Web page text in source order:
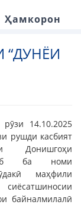
Ҳамкорон
14.10.2025
рушди касбият
Донишгоҳи
ба номи
маҳфили
байналмилалӣ